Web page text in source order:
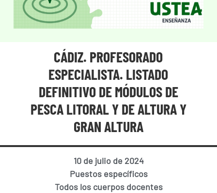
CÁDIZ. PROFESORADO
ESPECIALISTA. LISTADO
DEFINITIVO DE MÓDULOS DE
PESCA LITORAL Y DE ALTURA Y
GRAN ALTURA
10 de julio de 2024
Puestos específicos
Todos los cuerpos docentes